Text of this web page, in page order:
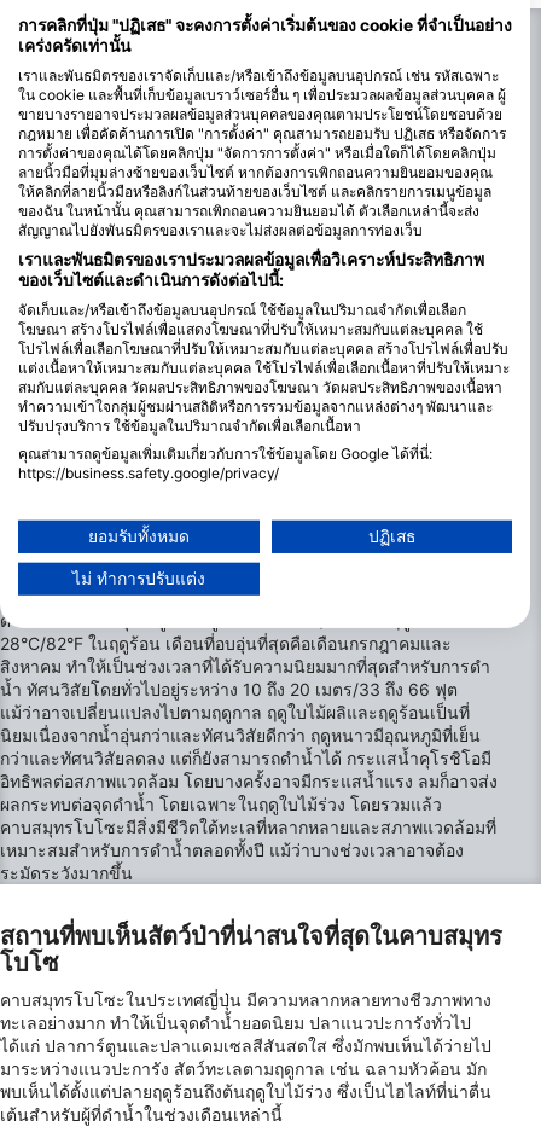
ไหลอาจรวดเร็ว
ทุ่นหนึ่งและขึ้นมาจากอีกทุ่น
เดือนที่เหมาะที่สุดสำหรับการดำน้ำใน
คาบสมุทรโบโซ
คาบสมุทรโบโซะ ตั้งอยู่ในจังหวัดชิบะ เป็นสถานที่ที่เหมาะสำหรับนัก
ดำน้ำตลอดทั้งปี อุณหภูมิน้ำอยู่ระหว่าง 15°C/59°F ในฤดูหนาวถึง
28°C/82°F ในฤดูร้อน เดือนที่อบอุ่นที่สุดคือเดือนกรกฎาคมและ
สิงหาคม ทำให้เป็นช่วงเวลาที่ได้รับความนิยมมากที่สุดสำหรับการดำ
น้ำ ทัศนวิสัยโดยทั่วไปอยู่ระหว่าง 10 ถึง 20 เมตร/33 ถึง 66 ฟุต
แม้ว่าอาจเปลี่ยนแปลงไปตามฤดูกาล ฤดูใบไม้ผลิและฤดูร้อนเป็นที่
นิยมเนื่องจากน้ำอุ่นกว่าและทัศนวิสัยดีกว่า ฤดูหนาวมีอุณหภูมิที่เย็น
กว่าและทัศนวิสัยลดลง แต่ก็ยังสามารถดำน้ำได้ กระแสน้ำคุโรชิโอมี
อิทธิพลต่อสภาพแวดล้อม โดยบางครั้งอาจมีกระแสน้ำแรง ลมก็อาจส่ง
ผลกระทบต่อจุดดำน้ำ โดยเฉพาะในฤดูใบไม้ร่วง โดยรวมแล้ว
คาบสมุทรโบโซะมีสิ่งมีชีวิตใต้ทะเลที่หลากหลายและสภาพแวดล้อมที่
เหมาะสมสำหรับการดำน้ำตลอดทั้งปี แม้ว่าบางช่วงเวลาอาจต้อง
ระมัดระวังมากขึ้น
สถานที่พบเห็นสัตว์ป่าที่น่าสนใจที่สุดในคาบสมุทร
โบโซ
คาบสมุทรโบโซะในประเทศญี่ปุ่น มีความหลากหลายทางชีวภาพทาง
ทะเลอย่างมาก ทำให้เป็นจุดดำน้ำยอดนิยม ปลาแนวปะการังทั่วไป
ได้แก่ ปลาการ์ตูนและปลาแดมเซลสีสันสดใส ซึ่งมักพบเห็นได้ว่ายไป
มาระหว่างแนวปะการัง สัตว์ทะเลตามฤดูกาล เช่น ฉลามหัวค้อน มัก
พบเห็นได้ตั้งแต่ปลายฤดูร้อนถึงต้นฤดูใบไม้ร่วง ซึ่งเป็นไฮไลท์ที่น่าตื่น
เต้นสำหรับผู้ที่ดำน้ำในช่วงเดือนเหล่านี้
การคลิกที่ปุ่ม "ปฏิเสธ" จะคงการตั้งค่าเริ่มต้นของ cookie ที่จำเป็นอย่าง
เคร่งครัดเท่านั้น
เราและพันธมิตรของเราจัดเก็บและ/หรือเข้าถึงข้อมูลบนอุปกรณ์ เช่น รหัสเฉพาะ
ใน cookie และพื้นที่เก็บข้อมูลเบราว์เซอร์อื่น ๆ เพื่อประมวลผลข้อมูลส่วนบุคคล ผู้
ขายบางรายอาจประมวลผลข้อมูลส่วนบุคคลของคุณตามประโยชน์โดยชอบด้วย
กฎหมาย เพื่อคัดค้านการเปิด "การตั้งค่า" คุณสามารถยอมรับ ปฏิเสธ หรือจัดการ
การตั้งค่าของคุณได้โดยคลิกปุ่ม "จัดการการตั้งค่า" หรือเมื่อใดก็ได้โดยคลิกปุ่ม
ลายนิ้วมือที่มุมล่างซ้ายของเว็บไซต์ หากต้องการเพิกถอนความยินยอมของคุณ
ให้คลิกที่ลายนิ้วมือหรือลิงก์ในส่วนท้ายของเว็บไซต์ และคลิกรายการเมนูข้อมูล
ของฉัน ในหน้านั้น คุณสามารถเพิกถอนความยินยอมได้ ตัวเลือกเหล่านี้จะส่ง
สัญญาณไปยังพันธมิตรของเราและจะไม่ส่งผลต่อข้อมูลการท่องเว็บ
เราและพันธมิตรของเราประมวลผลข้อมูลเพื่อวิเคราะห์ประสิทธิภาพ
ของเว็บไซต์และดำเนินการดังต่อไปนี้:
จัดเก็บและ/หรือเข้าถึงข้อมูลบนอุปกรณ์ ใช้ข้อมูลในปริมาณจำกัดเพื่อเลือก
โฆษณา สร้างโปรไฟล์เพื่อแสดงโฆษณาที่ปรับให้เหมาะสมกับแต่ละบุคคล ใช้
โปรไฟล์เพื่อเลือกโฆษณาที่ปรับให้เหมาะสมกับแต่ละบุคคล สร้างโปรไฟล์เพื่อปรับ
แต่งเนื้อหาให้เหมาะสมกับแต่ละบุคคล ใช้โปรไฟล์เพื่อเลือกเนื้อหาที่ปรับให้เหมาะ
สมกับแต่ละบุคคล วัดผลประสิทธิภาพของโฆษณา วัดผลประสิทธิภาพของเนื้อหา
ทำความเข้าใจกลุ่มผู้ชมผ่านสถิติหรือการรวมข้อมูลจากแหล่งต่างๆ พัฒนาและ
ปรับปรุงบริการ ใช้ข้อมูลในปริมาณจำกัดเพื่อเลือกเนื้อหา
คุณสามารถดูข้อมูลเพิ่มเติมเกี่ยวกับการใช้ข้อมูลโดย Google ได้ที่นี่:
https://business.safety.google/privacy/
ความยินยอมของคุณและนโยบาย cookie มีผลกับเว็บไซต์/แอปนี้เท่านั้น
ดูรายชื่อพันธมิตร (1 ผู้จำหน่าย IAB)
เราใช้ข้อมูลของคุณเพื่อวัตถุประสงค์ดังต่อไปนี้:
Store and/or access information on a device
Use limited data to select advertising
Create profiles for personalised advertising
Use profiles to select personalised
advertising
Create profiles to personalise content
Use profiles to select personalised content
Measure advertising performance
Measure content performance
Understand audiences through statistics or
combinations of data from different sources
ยอมรับทั้งหมด ปฏิเสธ
ไม่ ทำการปรับแต่ง